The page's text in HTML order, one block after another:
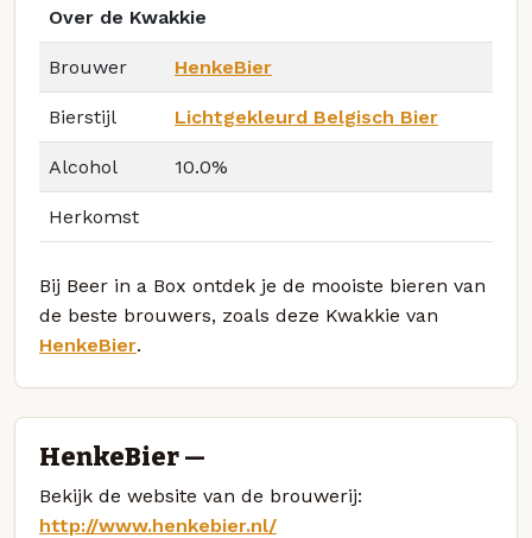
Over de Kwakkie
Brouwer HenkeBier
Bierstijl Lichtgekleurd Belgisch Bier
Alcohol 10.0%
Herkomst
Bij Beer in a Box ontdek je de mooiste bieren van
de beste brouwers, zoals deze Kwakkie van
HenkeBier.
HenkeBier —
Bekijk de website van de brouwerij:
http://www.henkebier.nl/